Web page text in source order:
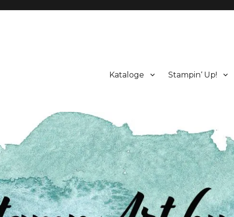
Kataloge Stampin‘ Up!